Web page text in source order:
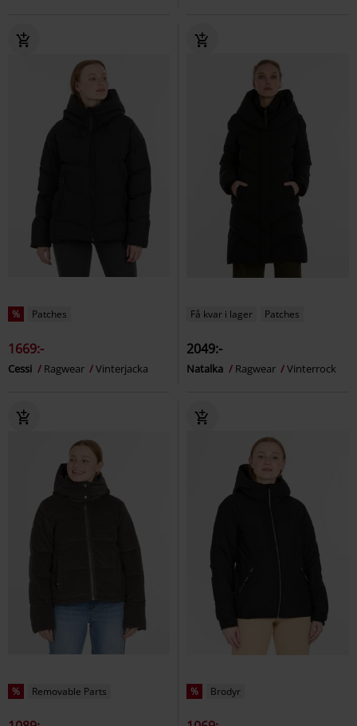
% Patches
1669:-
Cessi Ragwear Vinterjacka
Få kvar i lager Patches
2049:-
Natalka Ragwear Vinterrock
% Removable Parts % Brodyr